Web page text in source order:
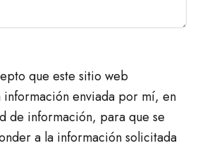
que este sitio web
información enviada por mí, en
de información, para que se
a la información solicitada